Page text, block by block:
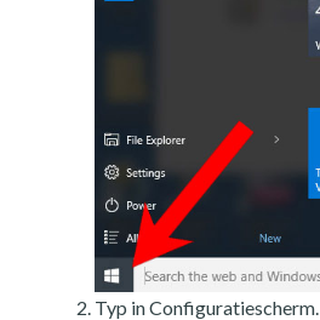
Typ in Configuratiescherm.